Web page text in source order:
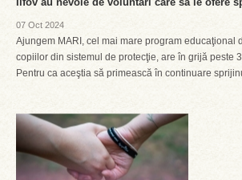
07 Oct 2024
Ajungem MARI, cel mai mare program educaţional
copiilor din sistemul de protecţie, are în grijă peste
Pentru ca aceştia să primească în continuare